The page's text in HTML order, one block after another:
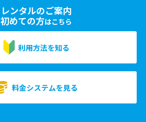
レンタルのご案内
初めての方はこちら
利用方法を知る
料金システムを見る